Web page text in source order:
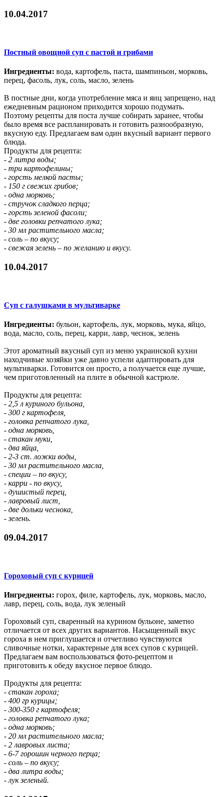
10.04.2017
Постный овощной суп с пастой и грибами
Ингредиенты: вода, картофель, паста, шампиньон, морковь,
перец, фасоль, лук, соль, масло, зелень
В постные дни, когда употребление мяса и яиц запрещено, над
ежедневным рационом приходится хорошо подумать.
Поэтому рецепты для поста лучше собирать заранее, чтобы
было время все распланировать и готовить разнообразную,
вкусную еду. Предлагаем вам один вкусный вариант первого
блюда.
Продукты для рецепта:
- 2 литра воды;
- три картофелины;
- горсть мелкой пасты;
- 150 г свежих грибов;
- одна морковь;
- стручок сладкого перца;
- горсть зеленой фасоли;
- две головки репчатого лука;
- 30 мл растительного масла;
- соль – по вкусу;
- свежая зелень – по желанию и вкусу.
10.04.2017
Суп с галушками в мультиварке
Ингредиенты: бульон, картофель, лук, морковь, мука, яйцо,
вода, масло, соль, перец, карри, лавр, чеснок, зелень
Этот ароматный вкусный суп из меню украинской кухни
находчивые хозяйки уже давно успели адаптировать для
мультиварки. Готовится он просто, а получается еще лучше,
чем приготовленный на плите в обычной кастрюле.
Продукты для рецепта:
- 2,5 л куриного бульона,
- 300 г картофеля,
- головка репчатого лука,
- одна морковь,
- стакан муки,
- два яйца,
- 2-3 ст. ложки воды,
- 30 мл растительного масла,
- специи – по вкусу,
- карри - по вкусу,
- душистый перец,
- лавровый лист,
- две дольки чеснока,
- зелень.
09.04.2017
Гороховый суп с курицей
Ингредиенты: горох, филе, картофель, лук, морковь, масло,
лавр, перец, соль, вода, лук зеленый
Гороховый суп, сваренный на курином бульоне, заметно
отличается от всех других вариантов. Насыщенный вкус
гороха в нем приглушается и отчетливо чувствуются
сливочные нотки, характерные для всех супов с курицей.
Предлагаем вам воспользоваться фото-рецептом и
приготовить к обеду вкусное первое блюдо.
Продукты для рецепта:
- стакан гороха;
- 400 гр курицы;
- 300-350 г картофеля;
- головка репчатого лука;
- одна морковь;
- 20 мл растительного масла;
- 2 лавровых листа;
- 6-7 горошин черного перца;
- соль – по вкусу;
- два литра воды;
- лук зеленый.